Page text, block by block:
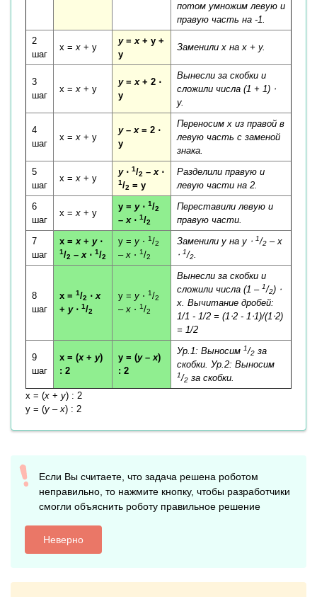
потом умножим левую и
правую часть на -1.
2
шаг
x =x + y
y=x+ y +
y
Заменили x наx + y.
3
шаг
x =x + y
y=x+ 2 ⋅
y
Вынесли за скобки и
сложили числа (1 + 1) ⋅
y.
4
шаг
x =x + y
y–x= 2 ⋅
y
Переносимx из правой в
левую часть с заменой
знака.
5
шаг
x =x + y
y⋅ 1/2 –x⋅
1/2 = y
Разделили правую и
левую части на 2.
6
шаг
x =x + y
y = y⋅ 1/2
–x⋅ 1/2
Переставили левую и
правую части.
7
шаг
x =x+ y⋅
1/2 –x⋅ 1/2
y = y ⋅ 1/2
–x ⋅ 1/2
Заменили y на y ⋅ 1/2 –x
⋅ 1/2.
8
шаг
x = 1/2 ⋅x
+ y⋅ 1/2
y = y ⋅ 1/2
–x ⋅ 1/2
Вынесли за скобки и
сложили числа (1 – 1/2) ⋅
x. Вычитание дробей:
1/1 - 1/2 = (1⋅2 - 1⋅1)/(1⋅2)
= 1/2
9
шаг
x = (x+ y)
: 2
y = (y–x)
: 2
Ур.1: Выносим 1/2 за
скобки. Ур.2: Выносим
1/2 за скобки.
x = (x + y) : 2
y = (y –x) : 2
Если Вы считаете, что задача решена роботом
неправильно, то нажмите кнопку, чтобы разработчики
смогли объяснить роботу правильное решение
Неверно